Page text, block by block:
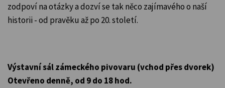
zodpoví na otázky a dozví se tak něco zajímavého o naší
historii - od pravěku až po 20. století.
Výstavní sál zámeckého pivovaru (vchod přes dvorek)
Otevřeno denně, od 9 do 18 hod.